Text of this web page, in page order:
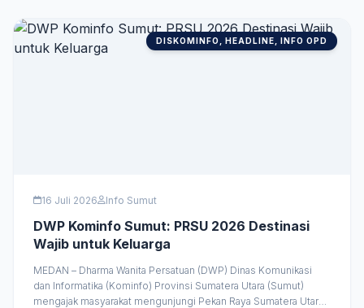
DISKOMINFO, HEADLINE, INFO OPD
16 Juli 2026 Info Sumut
DWP Kominfo Sumut: PRSU 2026 Destinasi
Wajib untuk Keluarga
MEDAN – Dharma Wanita Persatuan (DWP) Dinas Komunikasi
dan Informatika (Kominfo) Provinsi Sumatera Utara (Sumut)
mengajak masyarakat mengunjungi Pekan Raya Sumatera Utara